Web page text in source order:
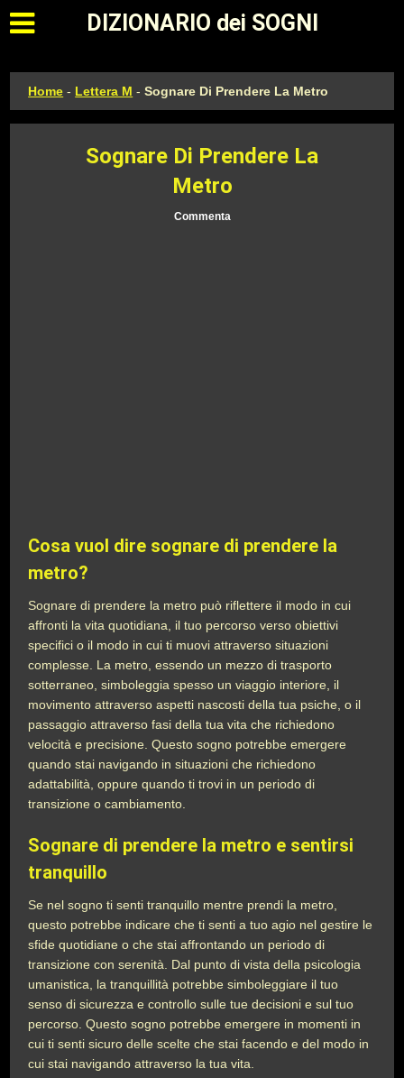
Apri il menu principale
DIZIONARIO dei SOGNI
Home - Lettera M -Sognare Di Prendere La Metro
Sognare Di Prendere La
Metro
Commenta
Cosa vuol dire sognare di prendere la
metro?
Sognare di prendere la metro può riflettere il modo in cui
affronti la vita quotidiana, il tuo percorso verso obiettivi
specifici o il modo in cui ti muovi attraverso situazioni
complesse. La metro, essendo un mezzo di trasporto
sotterraneo, simboleggia spesso un viaggio interiore, il
movimento attraverso aspetti nascosti della tua psiche, o il
passaggio attraverso fasi della tua vita che richiedono
velocità e precisione. Questo sogno potrebbe emergere
quando stai navigando in situazioni che richiedono
adattabilità, oppure quando ti trovi in un periodo di
transizione o cambiamento.
Sognare di prendere la metro e sentirsi
tranquillo
Se nel sogno ti senti tranquillo mentre prendi la metro,
questo potrebbe indicare che ti senti a tuo agio nel gestire le
sfide quotidiane o che stai affrontando un periodo di
transizione con serenità. Dal punto di vista della psicologia
umanistica, la tranquillità potrebbe simboleggiare il tuo
senso di sicurezza e controllo sulle tue decisioni e sul tuo
percorso. Questo sogno potrebbe emergere in momenti in
cui ti senti sicuro delle scelte che stai facendo e del modo in
cui stai navigando attraverso la tua vita.